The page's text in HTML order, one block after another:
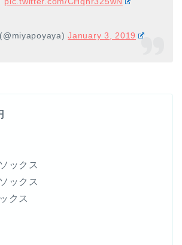
January 3, 2019
ックス
ックス
クス